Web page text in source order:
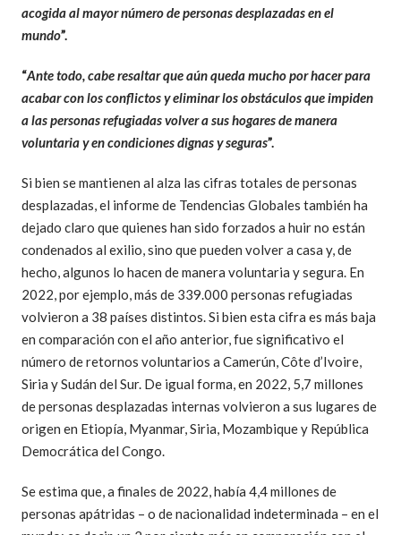
acogida al mayor número de personas desplazadas en el
mundo”.
“Ante todo, cabe resaltar que aún queda mucho por hacer para
acabar con los conflictos y eliminar los obstáculos que impiden
a las personas refugiadas volver a sus hogares de manera
voluntaria y en condiciones dignas y seguras”.
Si bien se mantienen al alza las cifras totales de personas
desplazadas, el informe de Tendencias Globales también ha
dejado claro que quienes han sido forzados a huir no están
condenados al exilio, sino que pueden volver a casa y, de
hecho, algunos lo hacen de manera voluntaria y segura. En
2022, por ejemplo, más de 339.000 personas refugiadas
volvieron a 38 países distintos. Si bien esta cifra es más baja
en comparación con el año anterior, fue significativo el
número de retornos voluntarios a Camerún, Côte d’Ivoire,
Siria y Sudán del Sur. De igual forma, en 2022, 5,7 millones
de personas desplazadas internas volvieron a sus lugares de
origen en Etiopía, Myanmar, Siria, Mozambique y República
Democrática del Congo.
Se estima que, a finales de 2022, había 4,4 millones de
personas apátridas – o de nacionalidad indeterminada – en el